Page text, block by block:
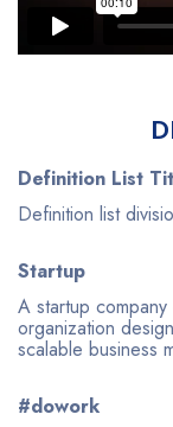
Definition List
Definition list
Startup
A startup
organization
scalable business
#dowork